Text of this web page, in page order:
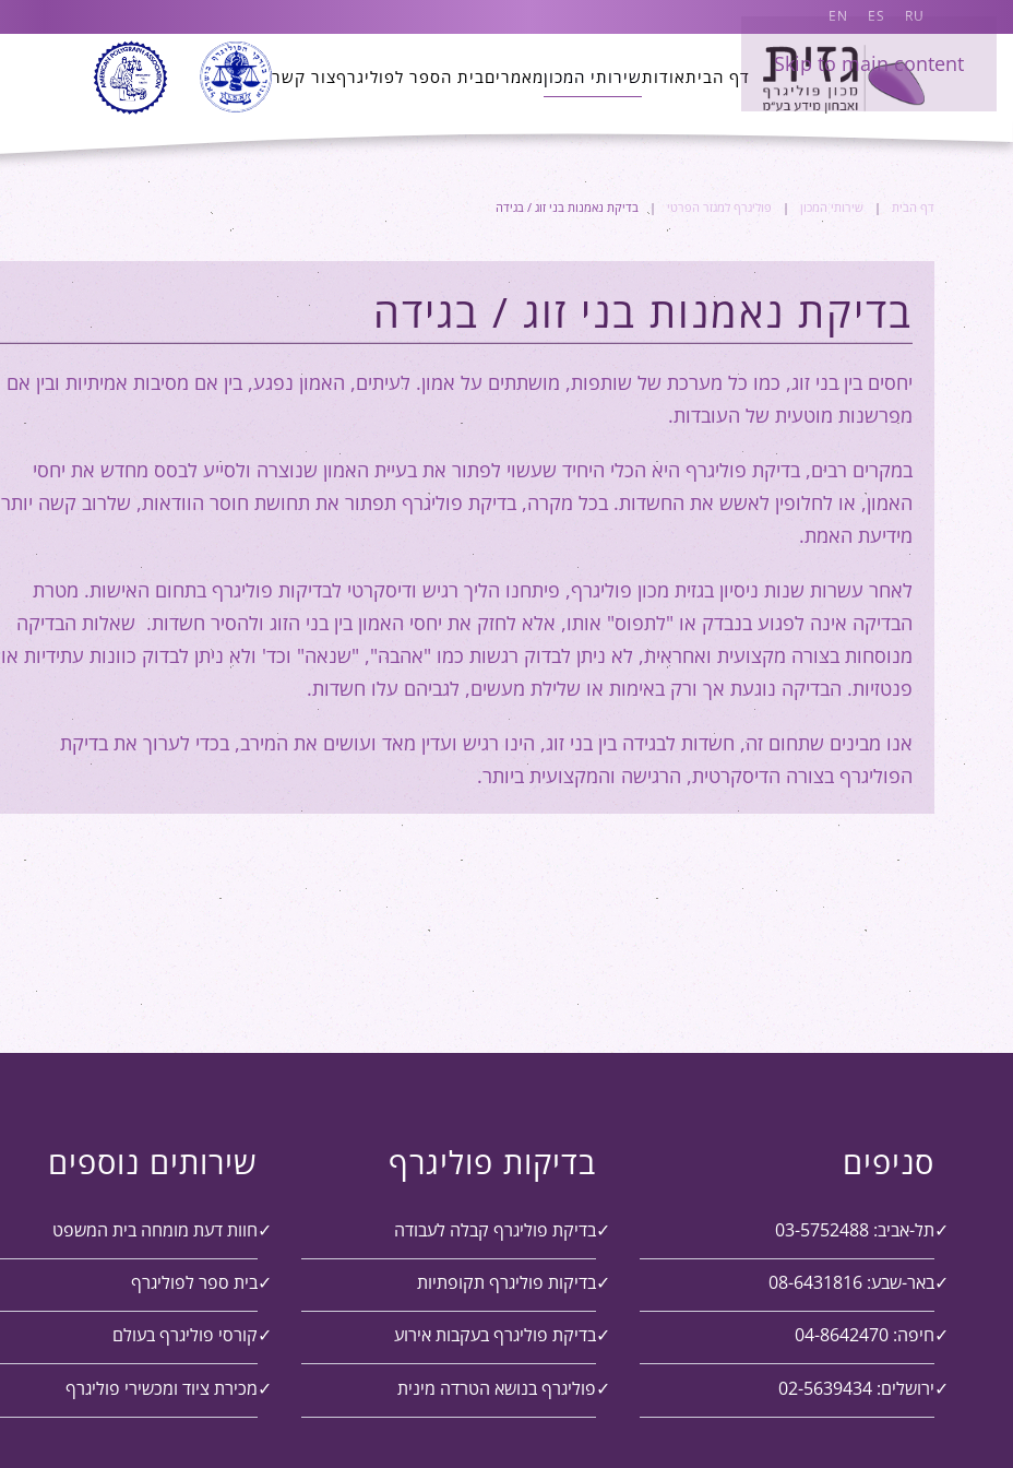
Skip to main content
RU
ES
EN
דף הביתאודותשירותי המכוןמאמריםבית הספר לפוליגרףצור קשר
דף הבית שירותי המכון פוליגרף למגזר הפרטי בדיקת נאמנות בני זוג / בגידה
בדיקת נאמנות בני זוג / בגידה
יחסים בין בני זוג, כמו כל מערכת של שותפות, מושתתים על אמון. לעיתים, האמון נפגע, בין אם מסיבות אמיתיות ובין אם
מפרשנות מוטעית של העובדות.
במקרים רבים, בדיקת פוליגרף היא הכלי היחיד שעשוי לפתור את בעיית האמון שנוצרה ולסייע לבסס מחדש את יחסי
האמון, או לחלופין לאשש את החשדות. בכל מקרה, בדיקת פוליגרף תפתור את תחושת חוסר הוודאות, שלרוב קשה יותר
מידיעת האמת.
לאחר עשרות שנות ניסיון בגזית מכון פוליגרף, פיתחנו הליך רגיש ודיסקרטי לבדיקות פוליגרף בתחום האישות. מטרת
הבדיקה אינה לפגוע בנבדק או "לתפוס" אותו, אלא לחזק את יחסי האמון בין בני הזוג ולהסיר חשדות. שאלות הבדיקה
מנוסחות בצורה מקצועית ואחראית, לא ניתן לבדוק רגשות כמו "אהבה", "שנאה" וכד' ולא ניתן לבדוק כוונות עתידיות או
פנטזיות. הבדיקה נוגעת אך ורק באימות או שלילת מעשים, לגביהם עלו חשדות.
אנו מבינים שתחום זה, חשדות לבגידה בין בני זוג, הינו רגיש ועדין מאד ועושים את המירב, בכדי לערוך את בדיקת
הפוליגרף בצורה הדיסקרטית, הרגישה והמקצועית ביותר.
סניפים
תל-אביב: 03-5752488
באר-שבע: 08-6431816
חיפה: 04-8642470
ירושלים: 02-5639434
בדיקות פוליגרף
בדיקת פוליגרף קבלה לעבודה
בדיקות פוליגרף תקופתיות
בדיקת פוליגרף בעקבות אירוע
פוליגרף בנושא הטרדה מינית
שירותים נוספים
חוות דעת מומחה בית המשפט
בית ספר לפוליגרף
קורסי פוליגרף בעולם
מכירת ציוד ומכשירי פוליגרף